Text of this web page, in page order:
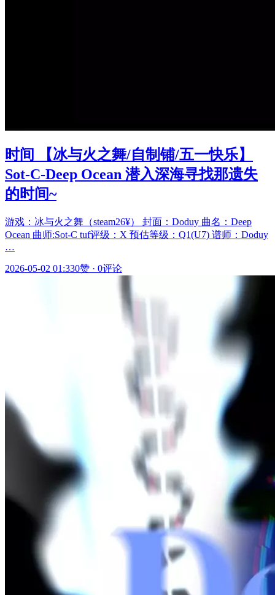
时间 【冰与火之舞/自制铺/五一快乐】
Sot-C-Deep Ocean 潜入深海寻找那遗失
的时间~
游戏：冰与火之舞（steam26¥） 封面：Doduy 曲名：Deep
Ocean 曲师:Sot-C tuf评级：X 预估等级：Q1(U7) 谱师：Doduy
…
2026-05-02 01:330赞 · 0评论